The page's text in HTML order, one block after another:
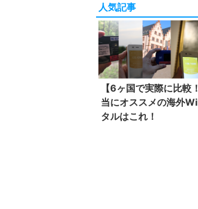
人気記事
【6ヶ国で実際に比較
当にオススメの海外
タルはこれ！